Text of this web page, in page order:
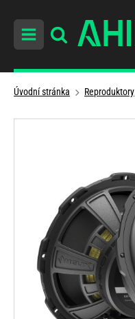
Úvodní stránka Reproduktory